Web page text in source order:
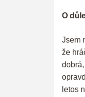
O
Jsem
že
letos